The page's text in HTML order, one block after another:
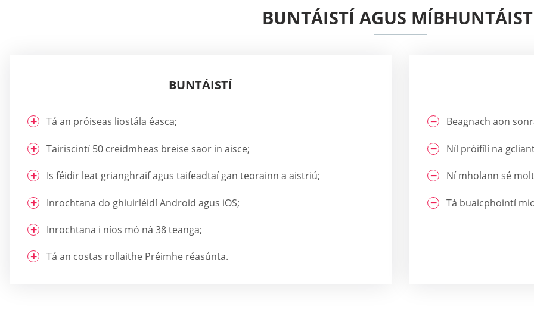
BUNTÁISTÍ AGUS
BUNTÁISTÍ
Tá an próiseas liostála éasca;
Tairiscintí 50 creidmheas breise saor in aisce;
Is féidir leat grianghraif agus taifeadtaí gan teorainn a aistriú;
Inrochtana do ghiuirléidí Android agus iOS;
Inrochtana i níos mó ná 38 teanga;
Tá an costas rollaithe Préimhe réasúnta.
Beagnach aon
Níl próifílí na
Ní mholann sé
Tá buaicphointí